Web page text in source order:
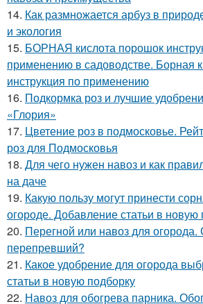
14. Как размножается арбуз в
и экология
15. БОРНАЯ кислота порошок
применению в садоводстве. Борная
инструкция по применению
16. Подкормка роз и лучшие
«Глория»
17. Цветение роз в подмосковье.
роз для Подмосковья
18. Для чего нужен навоз и как
на даче
19. Какую пользу могут принести
огороде. Добавление статьи в новую
20. Перегной или навоз для
перепревший?
21. Какое удобрение для огорода
статьи в новую подборку
22. Навоз для обогрева парника.